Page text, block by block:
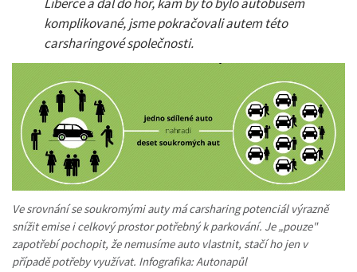
komplikované, jsme pokračovali autem této
carsharingové společnosti.
Ve srovnání se soukromými auty má carsharing potenciál výrazně
snížit emise i celkový prostor potřebný k parkování. Je „pouze"
zapotřebí pochopit, že nemusíme auto vlastnit, stačí ho jen v
případě potřeby využívat. Infografika: Autonapůl